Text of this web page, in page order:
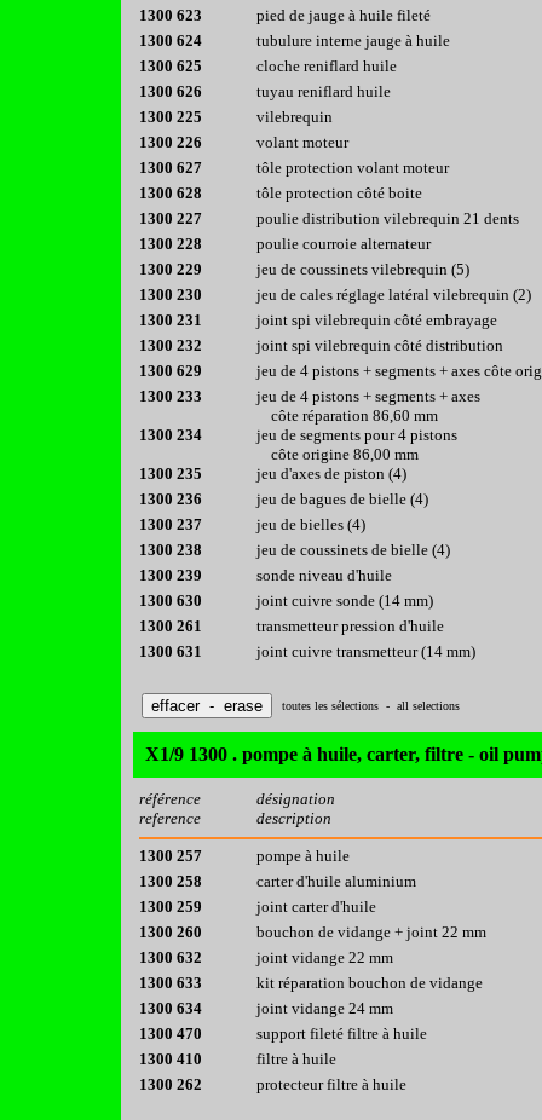
1300 623
pied de jauge à huile fileté
1300 624
tubulure interne jauge à huile
1300 625
cloche reniflard huile
1300 626
tuyau reniflard huile
1300 225
vilebrequin
1300 226
volant moteur
1300 627
tôle protection volant moteur
1300 628
tôle protection côté boite
1300 227
poulie distribution vilebrequin 21 dents
1300 228
poulie courroie alternateur
1300 229
jeu de coussinets vilebrequin (5)
1300 230
jeu de cales réglage latéral vilebrequin (2)
1300 231
joint spi vilebrequin côté embrayage
1300 232
joint spi vilebrequin côté distribution
1300 629
jeu de 4 pistons + segments + axes côte
1300 233
jeu de 4 pistons + segments + axes
côte réparation 86,60 mm
1300 234
jeu de segments pour 4 pistons
côte origine 86,00 mm
1300 235
jeu d'axes de piston (4)
1300 236
jeu de bagues de bielle (4)
1300 237
jeu de bielles (4)
1300 238
jeu de coussinets de bielle (4)
1300 239
sonde niveau d'huile
1300 630
joint cuivre sonde (14 mm)
1300 261
transmetteur pression d'huile
1300 631
joint cuivre transmetteur (14 mm)
toutes les sélections - all selections
X1/9 1300 . pompe à huile, carter, filtre - oil
référence
reference
désignation
description
1300 257
pompe à huile
1300 258
carter d'huile aluminium
1300 259
joint carter d'huile
1300 260
bouchon de vidange + joint 22 mm
1300 632
joint vidange 22 mm
1300 633
kit réparation bouchon de vidange
1300 634
joint vidange 24 mm
1300 470
support fileté filtre à huile
1300 410
filtre à huile
1300 262
protecteur filtre à huile